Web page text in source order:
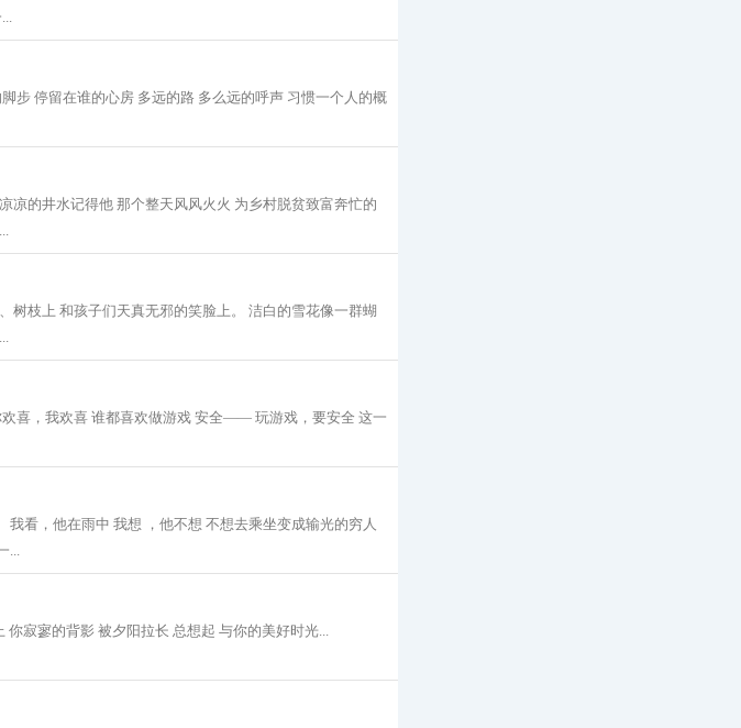
步 停留在谁的心房 多远的路 多么远的呼声 习惯一个人的概
凉的井水记得他 那个整天风风火火 为乡村脱贫致富奔忙的
树枝上 和孩子们天真无邪的笑脸上。 洁白的雪花像一群蝴
喜，我欢喜 谁都喜欢做游戏 安全—— 玩游戏，要安全 这一
看，他在雨中 我想 ，他不想 不想去乘坐变成输光的穷人
...
寂寥的背影 被夕阳拉长 总想起 与你的美好时光...